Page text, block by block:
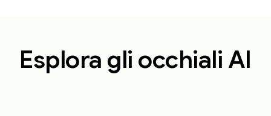
Esplora gli occhiali AI